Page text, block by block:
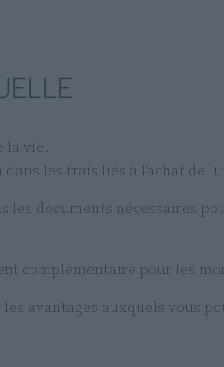
la vie.
les frais liés à l’achat de
les documents nécessaires
complémentaire pour les
avantages auxquels vous